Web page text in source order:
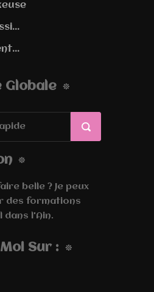
Globale
belle ? Je peux
des formations
dans l'Ain.
Sur :